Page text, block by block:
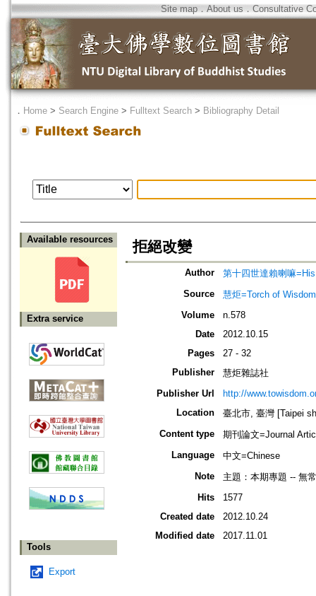
Site map．About us ． Consultative
． Home > Search Engine > Fulltext Search > Bibliography Detail
Available resources
Extra service
Tools
Export
拒絕改變
Author
第十四世達賴喇嘛
Source
慧炬=Torch of
Volume
n.578
Date
2012.10.15
Pages
27 - 32
Publisher
慧炬雜誌社
Publisher Url
http://
Location
臺北市, 臺灣 [Taipei
Content type
期刊論文=Journal
Language
中文=Chinese
Note
主題：本期專題 -- 無
Hits
1577
Created date
2012.10.24
Modified date
2017.11.01